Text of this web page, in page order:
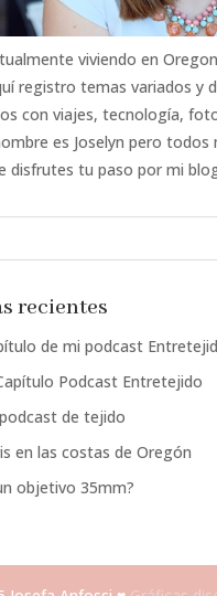
viviendo en
registro temas variados y
con viajes, tecnología,
es Joselyn pero todos
disfrutes tu paso por mi
recientes
de mi podcast
Podcast Entretejido
de tejido
en las costas de Oregón
objetivo 35mm?